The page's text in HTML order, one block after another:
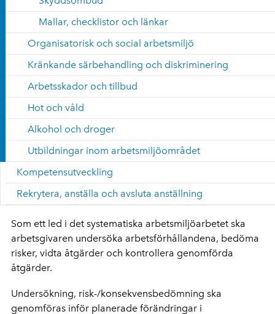
Mallar, checklistor och länkar
Organisatorisk och social arbetsmiljö
Kränkande särbehandling och diskriminering
Arbetsskador och tillbud
Hot och våld
Alkohol och droger
Utbildningar inom arbetsmiljöområdet
Kompetensutveckling
Rekrytera, anställa och avsluta anställning
Som ett led i det systematiska arbetsmiljöarbetet ska
arbetsgivaren undersöka arbetsförhållandena, bedöma
risker, vidta åtgärder och kontrollera genomförda
åtgärder.
Undersökning, risk-/konsekvensbedömning ska
genomföras inför planerade förändringar i